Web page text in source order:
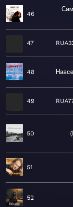
46
47
48
49
50
51
52